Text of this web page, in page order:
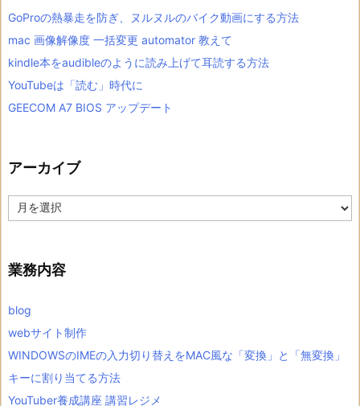
GoProの熱暴走を防ぎ、ヌルヌルのバイク動画にする方法
mac 画像解像度 一括変更 automator 教えて
kindle本をaudibleのように読み上げて耳読する方法
YouTubeは「読む」時代に
GEECOM A7 BIOS アップデート
アーカイブ
ー
ブ
業務内容
blog
webサイト制作
WINDOWSのIMEの入力切り替えをMAC風な「変換」と「無変換」
キーに割り当てる方法
YouTuber養成講座 講習レジメ